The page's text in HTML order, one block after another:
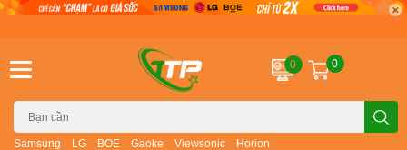
Samsung LG BOE Gaoke Viewsonic Horion
0 0